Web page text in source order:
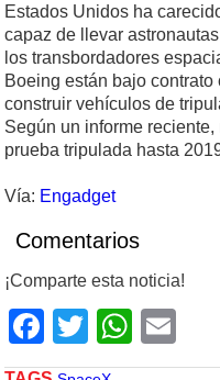
Estados Unidos ha
capaz de llevar
los transbordadores
Boeing están bajo
construir vehículos de
Según un informe
prueba tripulada hasta
Vía: Engadget
Comentarios
¡Comparte esta noticia!
Facebook
Twitter